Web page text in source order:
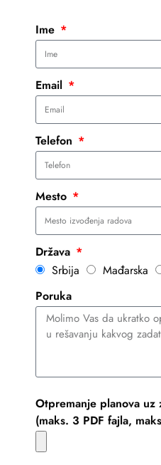
Ime
Email
Telefon
Mesto
Država
Srbija
Mađarska
Poruka
Otpremanje planova uz
(maks. 3 PDF fajla,